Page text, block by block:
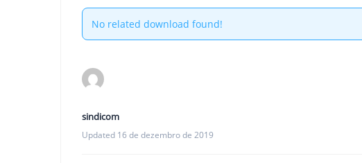
No related download found!
sindicom
Updated 16 de dezembro de 2019